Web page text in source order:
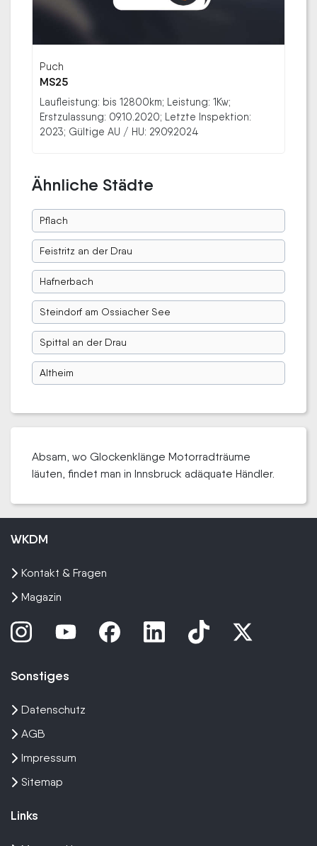
Puch
MS25
Laufleistung: bis 12800km; Leistung: 1Kw;
Erstzulassung: 09.10.2020; Letzte Inspektion:
2023; Gültige AU / HU: 29.09.2024
Ähnliche Städte
Pflach
Feistritz an der Drau
Hafnerbach
Steindorf am Ossiacher See
Spittal an der Drau
Altheim
Absam, wo Glockenklänge Motorradträume
läuten, findet man in Innsbruck adäquate Händler.
WKDM
Kontakt & Fragen
Magazin
Sonstiges
Datenschutz
AGB
Impressum
Sitemap
Links